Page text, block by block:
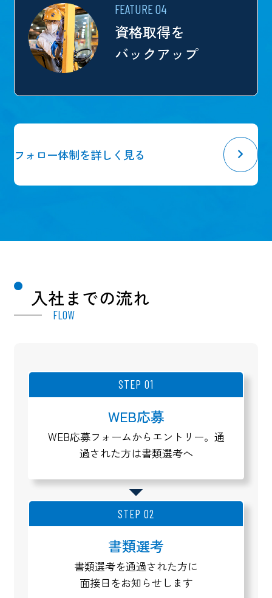
FEATURE 04
資格取得を
バックアップ
フォロー体制を詳しく見る
入社までの流れ
FLOW
STEP 01
WEB応募
WEB応募フォームからエントリー。通
過された方は書類選考へ
STEP 02
書類選考
書類選考を通過された方に
面接日をお知らせします